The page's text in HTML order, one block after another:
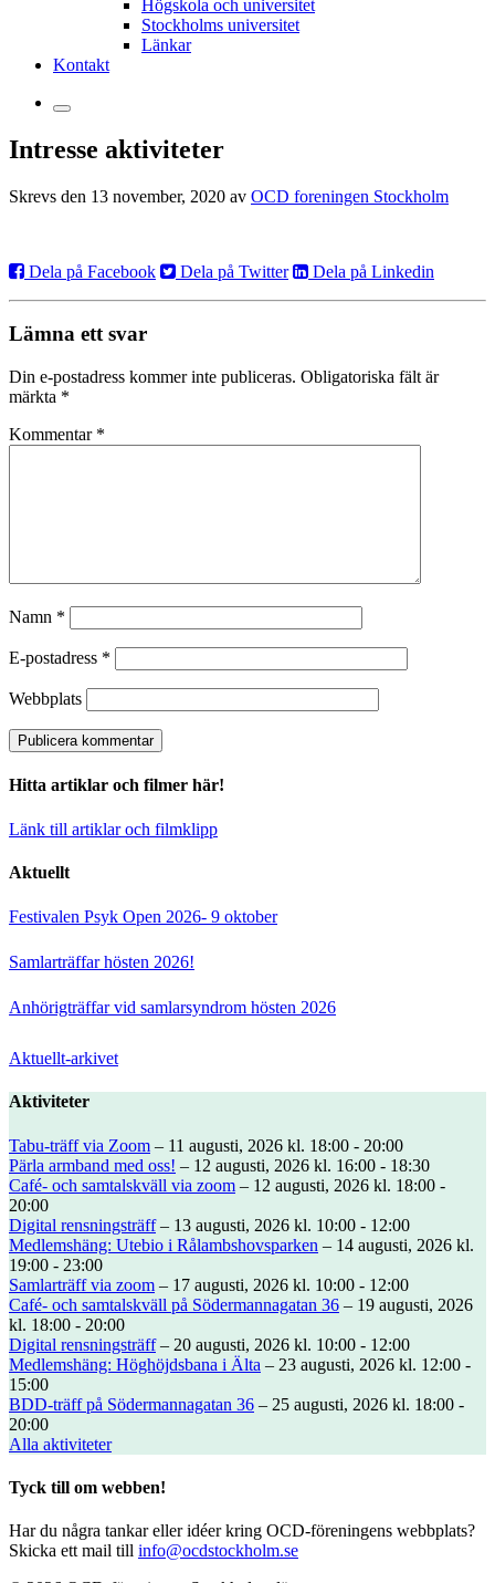
Högskola och universitet
Stockholms universitet
Länkar
Kontakt
Intresse aktiviteter
Skrevs den 13 november, 2020 av OCD foreningen Stockholm
Dela på Facebook Dela på Twitter Dela på Linkedin
Lämna ett svar
Din e-postadress kommer inte publiceras. Obligatoriska fält är
märkta *
Kommentar *
Namn *
E-postadress *
Webbplats
Hitta artiklar och filmer här!
Länk till artiklar och filmklipp
Aktuellt
Festivalen Psyk Open 2026- 9 oktober
Samlarträffar hösten 2026!
Anhörigträffar vid samlarsyndrom hösten 2026
Aktuellt-arkivet
Aktiviteter
Tabu-träff via Zoom – 11 augusti, 2026 kl. 18:00 - 20:00
Pärla armband med oss! – 12 augusti, 2026 kl. 16:00 - 18:30
Café- och samtalskväll via zoom – 12 augusti, 2026 kl. 18:00 -
20:00
Digital rensningsträff– 13 augusti, 2026 kl. 10:00 - 12:00
Medlemshäng: Utebio i Rålambshovsparken – 14 augusti, 2026 kl.
19:00 - 23:00
Samlarträff via zoom – 17 augusti, 2026 kl. 10:00 - 12:00
Café- och samtalskväll på Södermannagatan 36 – 19 augusti, 2026
kl. 18:00 - 20:00
Digital rensningsträff– 20 augusti, 2026 kl. 10:00 - 12:00
Medlemshäng: Höghöjdsbana i Älta – 23 augusti, 2026 kl. 12:00 -
15:00
BDD-träff på Södermannagatan 36 – 25 augusti, 2026 kl. 18:00 -
20:00
Alla aktiviteter
Tyck till om webben!
Har du några tankar eller idéer kring OCD-föreningens webbplats?
Skicka ett mail till info@ocdstockholm.se